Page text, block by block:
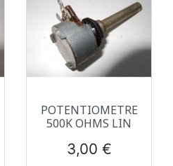
POTENTIOMETRE
500K OHMS LIN
Prix
3,00 €